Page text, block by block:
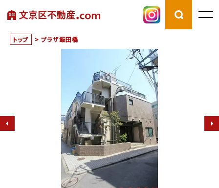
トップ > プラザ飯田橋